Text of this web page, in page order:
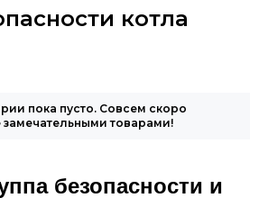
котла
пока пусто. Совсем скоро
товарами!
безопасности и